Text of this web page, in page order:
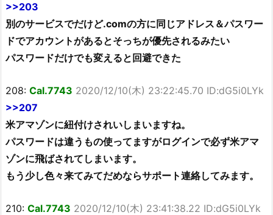
>>203
別のサービスでだけど.comの方に同じアドレス＆パスワー
ドでアカウントがあるとそっちが優先されるみたい
パスワードだけでも変えると回避できた
208: Cal.7743 2020/12/10(木) 23:22:45.70 ID:dG5i0LYk
>>207
米アマゾンに紐付けされいしまいますね。
パスワードは違うもの使ってますがログインで必ず米アマ
ゾンに飛ばされてしまいます。
もう少し色々来てみてだめならサポート連絡してみます。
210: Cal.7743 2020/12/10(木) 23:41:38.22 ID:dG5i0LYk